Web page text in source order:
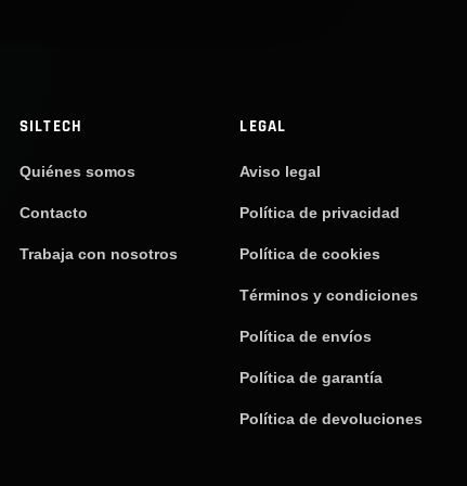
SILTECH
Quiénes somos
Contacto
Trabaja con nosotros
LEGAL
Aviso legal
Política de privacidad
Política de cookies
Términos y condiciones
Política de envíos
Política de garantía
Política de devoluciones